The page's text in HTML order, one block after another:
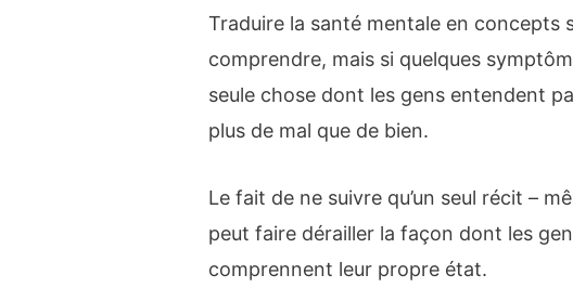
Traduire la santé mentale en concepts
comprendre, mais si quelques
seule chose dont les gens entendent
plus de mal que de bien.
Le fait de ne suivre qu’un seul récit –
peut faire dérailler la façon dont les
comprennent leur propre état.